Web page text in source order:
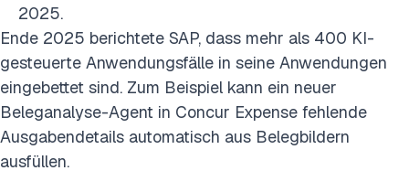
2025.
Ende 2025 berichtete SAP, dass mehr als 400 KI-
gesteuerte Anwendungsfälle in seine Anwendungen
eingebettet sind. Zum Beispiel kann ein neuer
Beleganalyse-Agent in Concur Expense fehlende
Ausgabendetails automatisch aus Belegbildern
ausfüllen.